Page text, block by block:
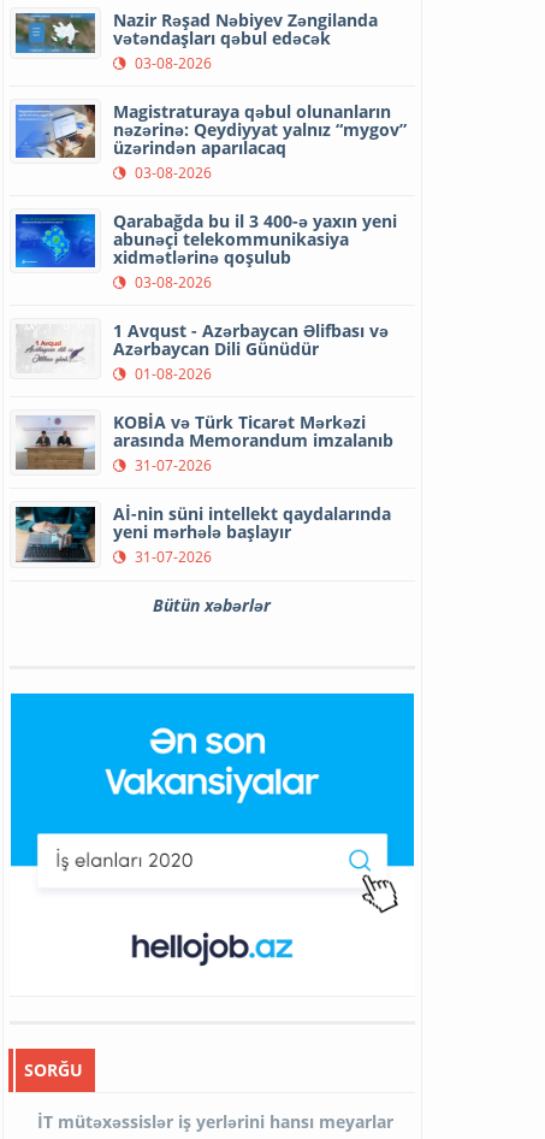
Nazir Rəşad Nəbiyev Zəngilanda
vətəndaşları qəbul edəcək
03-08-2026
Magistraturaya qəbul olunanların
nəzərinə: Qeydiyyat yalnız “mygov”
üzərindən aparılacaq
03-08-2026
Qarabağda bu il 3 400-ə yaxın yeni
abunəçi telekommunikasiya
xidmətlərinə qoşulub
03-08-2026
1 Avqust - Azərbaycan Əlifbası və
Azərbaycan Dili Günüdür
01-08-2026
KOBİA və Türk Ticarət Mərkəzi
arasında Memorandum imzalanıb
31-07-2026
Aİ-nin süni intellekt qaydalarında
yeni mərhələ başlayır
31-07-2026
Bütün xəbərlər
SORĞU
İT mütəxəssislər iş yerlərini hansı meyarlar